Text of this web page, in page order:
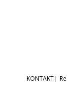
KONTAKT|